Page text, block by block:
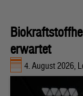
erwartet
4. August 2026,